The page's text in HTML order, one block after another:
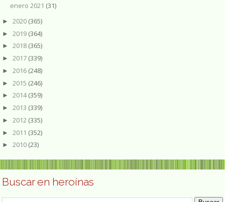
enero 2021 (31)
► 2020 (365)
► 2019 (364)
► 2018 (365)
► 2017 (339)
► 2016 (248)
► 2015 (246)
► 2014(359)
► 2013 (339)
► 2012 (335)
► 2011 (352)
► 2010 (23)
Buscar en heroínas